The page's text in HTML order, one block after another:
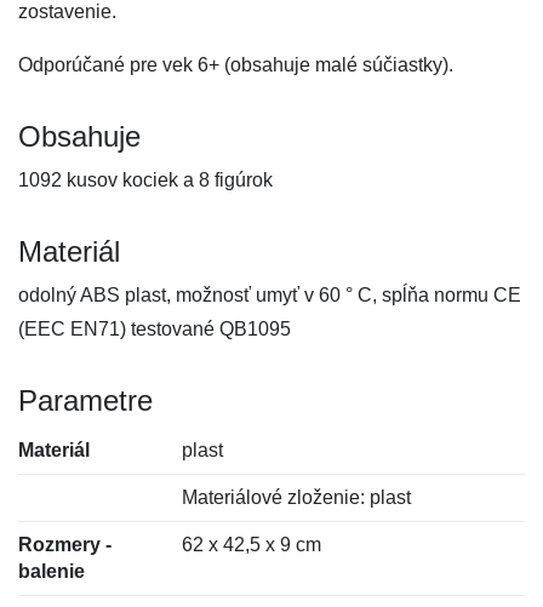
zostavenie.
Odporúčané pre vek 6+ (obsahuje malé súčiastky).
Obsahuje
1092 kusov kociek a 8 figúrok
Materiál
odolný ABS plast, možnosť umyť v 60 ° C, spĺňa normu CE
(EEC EN71) testované QB1095
Parametre
Materiál plast
Materiálové zloženie: plast
Rozmery -
balenie
62 x 42,5 x 9 cm